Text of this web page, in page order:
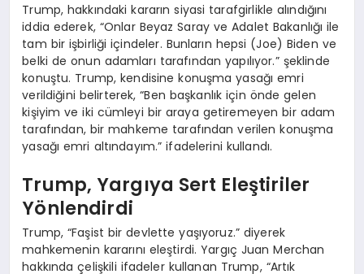
Trump, hakkındaki kararın siyasi tarafgirlikle alındığını
iddia ederek, “Onlar Beyaz Saray ve Adalet Bakanlığı ile
tam bir işbirliği içindeler. Bunların hepsi (Joe) Biden ve
belki de onun adamları tarafından yapılıyor.” şeklinde
konuştu. Trump, kendisine konuşma yasağı emri
verildiğini belirterek, “Ben başkanlık için önde gelen
kişiyim ve iki cümleyi bir araya getiremeyen bir adam
tarafından, bir mahkeme tarafından verilen konuşma
yasağı emri altındayım.” ifadelerini kullandı.
Trump, Yargıya Sert Eleştiriler
Yönlendirdi
Trump, “Faşist bir devlette yaşıyoruz.” diyerek
mahkemenin kararını eleştirdi. Yargıç Juan Merchan
hakkında çelişkili ifadeler kullanan Trump, “Artık